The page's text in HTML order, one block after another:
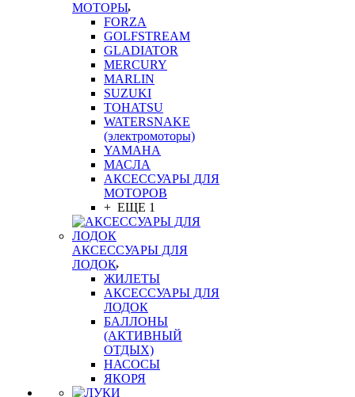
МОТОРЫ
FORZA
GOLFSTREAM
GLADIATOR
MERCURY
MARLIN
SUZUKI
TOHATSU
WATERSNAKE
(электромоторы)
YAMAHA
МАСЛА
АКСЕССУАРЫ ДЛЯ
МОТОРОВ
+ ЕЩЕ 1
АКСЕССУАРЫ ДЛЯ
ЛОДОК
ЖИЛЕТЫ
АКСЕССУАРЫ ДЛЯ
ЛОДОК
БАЛЛОНЫ
(АКТИВНЫЙ
ОТДЫХ)
НАСОСЫ
ЯКОРЯ